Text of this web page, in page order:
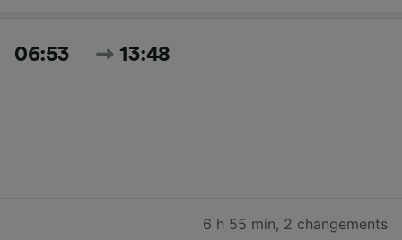
06:53 13:48
6 h 55 min, 2 changements